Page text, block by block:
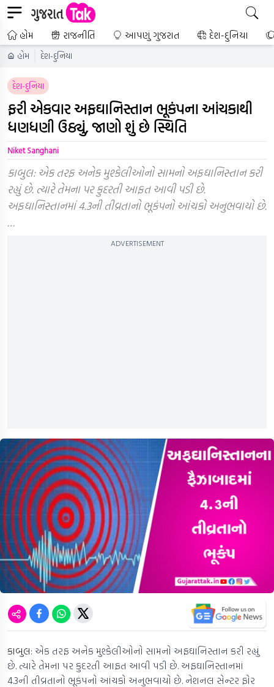
હોમ રાજનીતિ આપણું ગુજરાત દેશ-દુનિયા
હોમ દેશ-દુનિયા
દેશ-દુનિયા
ફરી એકવાર અફઘાનિસ્તાન ભૂકંપના આંચકાથી
ધણધણી ઉઠ્યું, જાણો શું છે સ્થિતિ
Niket Sanghani
કાબુલ: એક તરફ અનેક મુશ્કેલીઓનો સામનો અફઘાનિસ્તાન કરી
રહ્યું છે. ત્યારે તેમના પર કુદરતી આફત આવી પડી છે.
અફઘાનિસ્તાનમાં 4.3ની તીવ્રતાનો ભૂકંપનો આંચકો અનુભવાયો છે.
…
ADVERTISEMENT
કાબુલ: એક તરફ અનેક મુશ્કેલીઓનો સામનો અફઘાનિસ્તાન કરી રહ્યું
છે. ત્યારે તેમના પર કુદરતી આફત આવી પડી છે. અફઘાનિસ્તાનમાં
4.3ની તીવ્રતાનો ભૂકંપનો આંચકો અનુભવાયો છે. નેશનલ સેન્ટર ફોર